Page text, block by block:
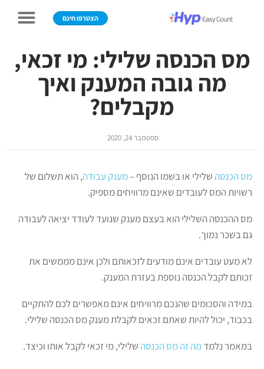
הצטרפו חינם
מס הכנסה שלילי: מי זכאי,
מה גובה המענק ואיך
מקבלים?
ספטמבר 24, 2020
מס הכנסה שלילי או בשמו הנוסף –מענק עבודה, הוא תשלום של
רשויות המס לעובדים שאינם מרוויחים מספיק.
מס ההכנסה השלילי הוא בעצם מענק שנועד לעודד יציאה לעבודה
גם בשכר נמוך.
לא מעט עובדים אינם מודעים לזכאותם ולכן אינם מממשים את
זכותם לקבל הכנסה נוספת בעזרת המענק.
במידה והסכומים שהנכם מרוויחים אינם מאפשרים לכם להתקיים
בכבוד, יכול להיות שאתם זכאים לקבלת מענק מס הכנסה שלילי.
במאמר נלמדמה זה מס הכנסה שלילי, מי זכאי לקבל אותו וכיצד.